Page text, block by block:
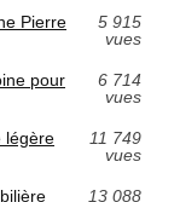
Pierre
5 915
vues
pour
6 714
vues
légère
11 749
vues
13 088